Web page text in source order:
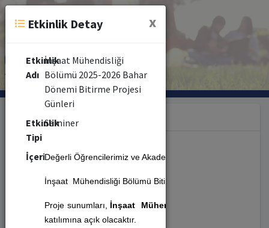
Kategori
Seminer (479)
Etkinlik Detay x
Etkinlik
Adı
İnşaat Mühendisliği
Bölümü 2025-2026 Bahar
Dönemi Bitirme Projesi
Günleri
Etkinlik
Tipi
Seminer
İçerikDeğerli Öğrencilerimiz ve Akademik Personelimiz,
İnşaat Mühendisliği Bölümü Bitirme Projesi Günleri,
Proje sunumları, İnşaat Mühendisliği Bölümü Zemin
katılımına açık olacaktır.